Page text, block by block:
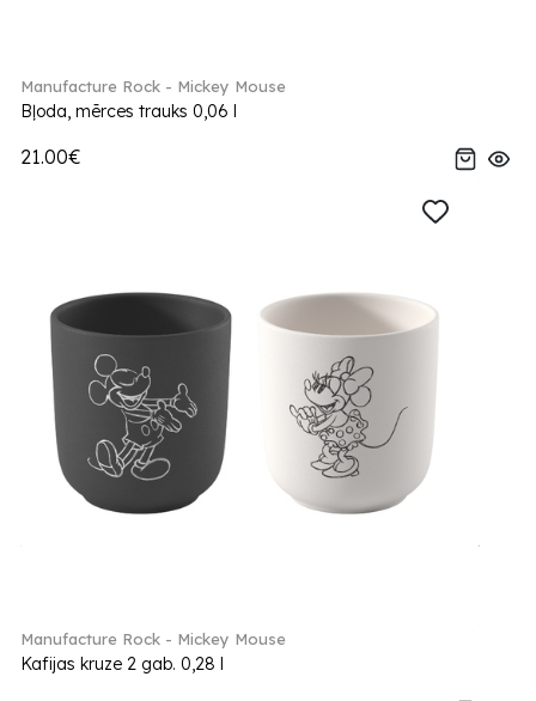
Manufacture Rock - Mickey Mouse
Bļoda, mērces trauks 0,06 l
21.00€
Manufacture Rock - Mickey Mouse
Kafijas kruze 2 gab. 0,28 l